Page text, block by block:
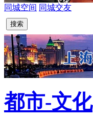
同城空间 同城交友
搜索
都市-文化